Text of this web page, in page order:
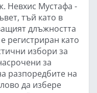
Невхис Мустафа -
тъй като в
длъжността
регистриран като
избори за
за
разпоредбите на
да избере